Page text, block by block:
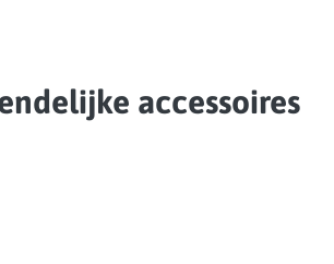
accessoires